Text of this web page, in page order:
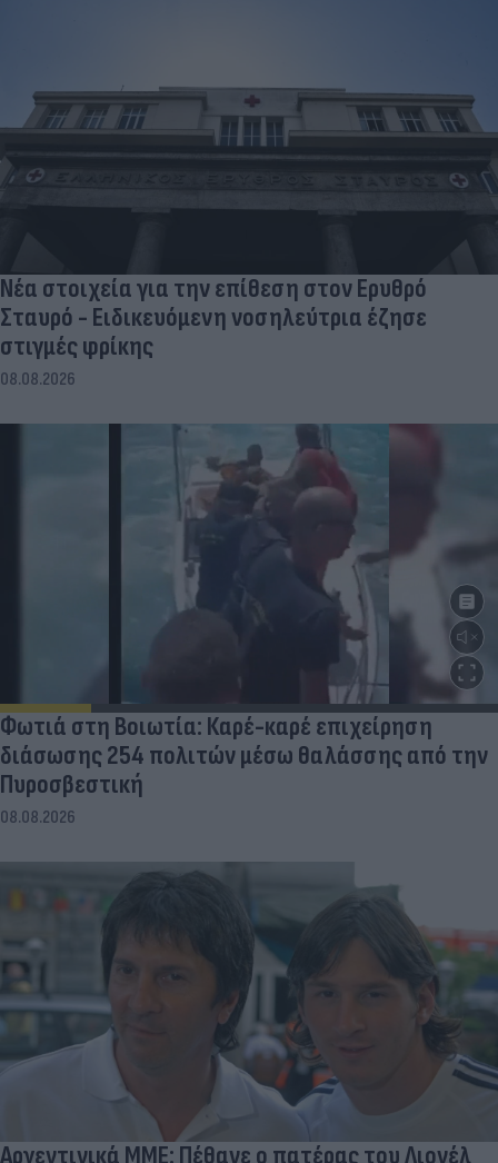
Νέα στοιχεία για την επίθεση στον Ερυθρό
Σταυρό - Ειδικευόμενη νοσηλεύτρια έζησε
στιγμές φρίκης
08.08.2026
Φωτιά στη Βοιωτία: Καρέ-καρέ επιχείρηση
διάσωσης 254 πολιτών μέσω θαλάσσης από την
Πυροσβεστική
08.08.2026
Αργεντινικά ΜΜΕ: Πέθανε ο πατέρας του Λιονέλ